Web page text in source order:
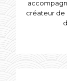
créateur de